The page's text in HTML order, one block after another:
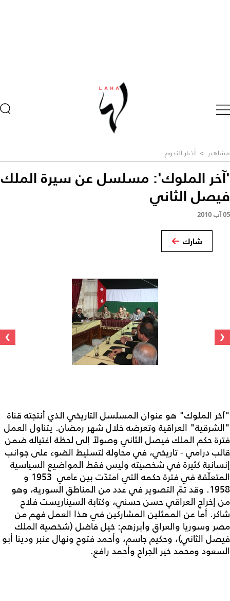
مشاهير > أخبار النجوم
'آخر الملوك': مسلسل عن سيرة الملك
فيصل الثاني
05 آب 2010
شارك
‹
›
"آخر الملوك" هو عنوان المسلسل التاريخي الذي أنتجته قناة
"الشرقية" العراقية وتعرضه خلال شهر رمضان. يتناول العمل
فترة حكم الملك فيصل الثاني وصولاً إلى لحظة اغتياله ضمن
قالب درامي - تاريخي، في محاولة لتسليط الضوء على جوانب
إنسانية كثيرة في شخصيته وليس فقط المواضيع السياسية
المتعلّقة في فترة حكمه التي امتدّت بين عامي 1953 و
1958. وقد تمّ التصوير في عدد من المناطق السورية، وهو
من إخراج العراقي حسن حسني، وكتابة السيناريست فلاح
شاكر. أما عن الممثلين المشاركين في هذا العمل فهم من
مصر وسوريا والعراق وأبرزهم: خيل فاضل (شخصية الملك
فيصل الثاني)، وحكيم جاسم، وأحمد فتوح ونهال عنبر ودينا أبو
السعود ومحمد خير الجراح وأحمد رافع.